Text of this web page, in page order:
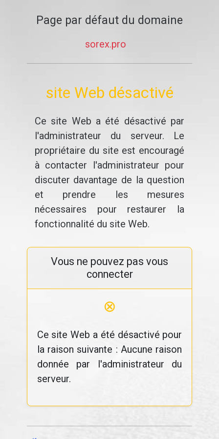
Page par défaut du domaine
sorex.pro
site Web désactivé
Ce site Web a été désactivé par
l'administrateur du serveur. Le
propriétaire du site est encouragé
à contacter l'administrateur pour
discuter davantage de la question
et prendre les mesures
nécessaires pour restaurer la
fonctionnalité du site Web.
Vous ne pouvez pas vous
connecter
⊗
Ce site Web a été désactivé pour
la raison suivante : Aucune raison
donnée par l'administrateur du
serveur.